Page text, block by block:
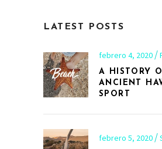
LATEST POSTS
febrero 4, 2020
A HISTORY
ANCIENT
SPORT
febrero 5, 2020